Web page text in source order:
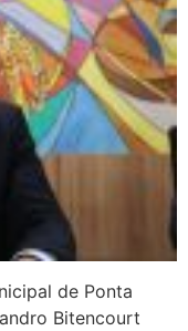
de Ponta
Bitencourt